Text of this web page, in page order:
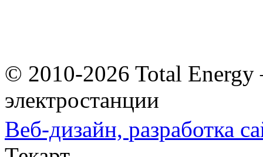
© 2010-2026 Total
электростанции
Веб-дизайн, разработка